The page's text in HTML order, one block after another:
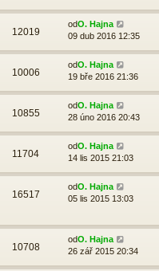
12019
odO. Hajna
09 dub 2016 12:35
10006
odO. Hajna
19 bře 2016 21:36
10855
odO. Hajna
28 úno 2016 20:43
11704
odO. Hajna
14 lis 2015 21:03
16517
odO. Hajna
05 lis 2015 13:03
10708
odO. Hajna
26 zář 2015 20:34